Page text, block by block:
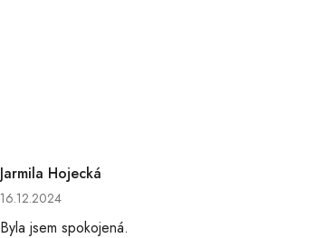
Jarmila Hojecká
Hodnocení obchodu je 5 z 5 hvězdiček.
16.12.2024
Byla jsem spokojená.